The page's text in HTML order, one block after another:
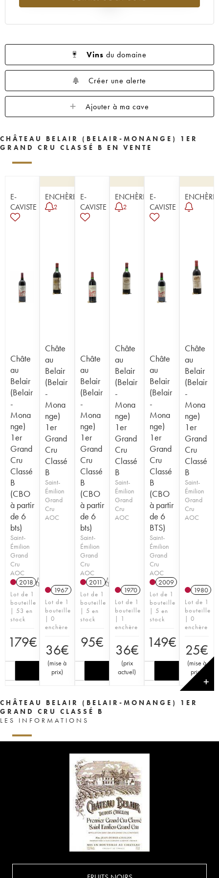
Vins du domaine
Créer une alerte
Ajouter à ma cave
CHÂTEAU BELAIR (BELAIR-MONANGE) 1ER
GRAND CRU CLASSÉ B EN VENTE
E-
CAVISTE
Châte
au
Belair
(Belair
-
Mona
nge)
1er
Grand
Cru
Classé
B
(CBO
à partir
de 6
bts)
Saint-
Émilion
Grand
Cru
AOC
2018 T
Lot de 1
bouteille
| 53 en
stock
179€
ENCHÈRE
2
Châte
au
Belair
(Belair
-
Mona
nge)
1er
Grand
Cru
Classé
B
Saint-
Émilion
Grand
Cru
AOC
1967
Lot de 1
bouteille
| 0
enchère
36€
(mise à
prix)
E-
CAVISTE
Châte
au
Belair
(Belair
-
Mona
nge)
1er
Grand
Cru
Classé
B
(CBO
à partir
de 6
bts)
Saint-
Émilion
Grand
Cru
AOC
2011 T
Lot de 1
bouteille
| 5 en
stock
95€
ENCHÈRE
2
Châte
au
Belair
(Belair
-
Mona
nge)
1er
Grand
Cru
Classé
B
Saint-
Émilion
Grand
Cru
AOC
1970
Lot de 1
bouteille
| 1
enchère
36€
(prix
actuel)
E-
CAVISTE
Châte
au
Belair
(Belair
-
Mona
nge)
1er
Grand
Cru
Classé
B
(CBO
à partir
de 6
BTS)
Saint-
Émilion
Grand
Cru
AOC
2009
Lot de 1
bouteille
| 5 en
stock
149€
ENCHÈRE
Châte
au
Belair
(Belair
-
Mona
nge)
1er
Grand
Cru
Classé
B
Saint-
Émilion
Grand
Cru
AOC
1980
Lot de 1
bouteille
| 0
enchère
25€
(mise à
prix)
✕
CHÂTEAU BELAIR (BELAIR-MONANGE) 1ER
GRAND CRU CLASSÉ B
LES INFORMATIONS